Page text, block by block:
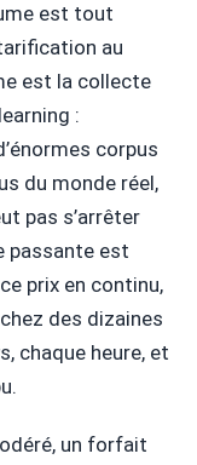
est tout
au
est la collecte
:
corpus
du monde réel,
pas s’arrêter
passante est
prix en continu,
des dizaines
chaque heure, et
un forfait